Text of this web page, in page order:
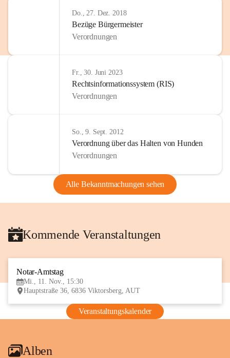
Do., 27. Dez. 2018
Bezüge Bürgermeister
Verordnungen
Fr., 30. Juni 2023
Rechtsinformationssystem (RIS)
Verordnungen
So., 9. Sept. 2012
Verordnung über das Halten von Hunden
Verordnungen
Alle Bekanntmachungen sehen
Kommende Veranstaltungen
Notar-Amtstag
Mi., 11. Nov., 15:30
Hauptstraße 36, 6836 Viktorsberg, AUT
Veranstaltungskalender
Alben